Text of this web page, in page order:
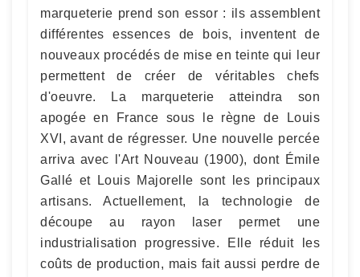
marqueterie prend son essor : ils assemblent
différentes essences de bois, inventent de
nouveaux procédés de mise en teinte qui leur
permettent de créer de véritables chefs
d'oeuvre. La marqueterie atteindra son
apogée en France sous le règne de Louis
XVI, avant de régresser. Une nouvelle percée
arriva avec l'Art Nouveau (1900), dont Émile
Gallé et Louis Majorelle sont les principaux
artisans. Actuellement, la technologie de
découpe au rayon laser permet une
industrialisation progressive. Elle réduit les
coûts de production, mais fait aussi perdre de